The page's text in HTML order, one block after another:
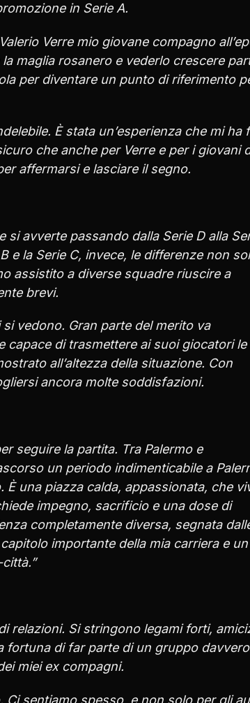
in Serie A.
Verre mio giovane compagno
maglia rosanero e vederlo crescere
per diventare un punto di riferimento
È stata un’esperienza che mi ha
che anche per Verre e per i giovani
affermarsi e lasciare il segno.
avverte passando dalla Serie D alla
e la Serie C, invece, le differenze non
assistito a diverse squadre riuscire a
brevi.
vedono. Gran parte del merito va
capace di trasmettere ai suoi giocatori le
all’altezza della situazione. Con
ancora molte soddisfazioni.
seguire la partita. Tra Palermo e
un periodo indimenticabile a
una piazza calda, appassionata, che
impegno, sacrificio e una dose di
completamente diversa, segnata
importante della mia carriera e un
relazioni. Si stringono legami forti,
fortuna di far parte di un gruppo davvero
miei ex compagni.
Ci sentiamo spesso, e non solo per gli